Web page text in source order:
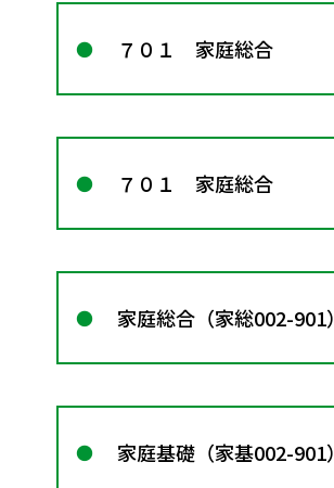
７０１ 家庭総合
７０１ 家庭総合
家庭総合（家総002-901）
家庭基礎（家基002-901）